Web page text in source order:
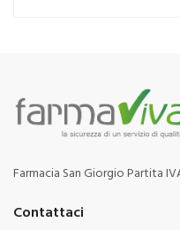
Farmacia San Giorgio Partita
Contattaci